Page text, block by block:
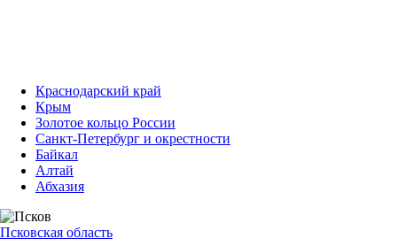
Краснодарский край
Крым
Золотое кольцо России
Санкт-Петербург и окрестности
Байкал
Алтай
Абхазия
Псковская область